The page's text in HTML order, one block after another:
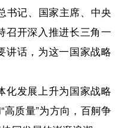
记、国家主席、中央
召开深入推进长三角一
讲话，为这一国家战略
发展上升为国家战略
高质量”为方向，百舸争